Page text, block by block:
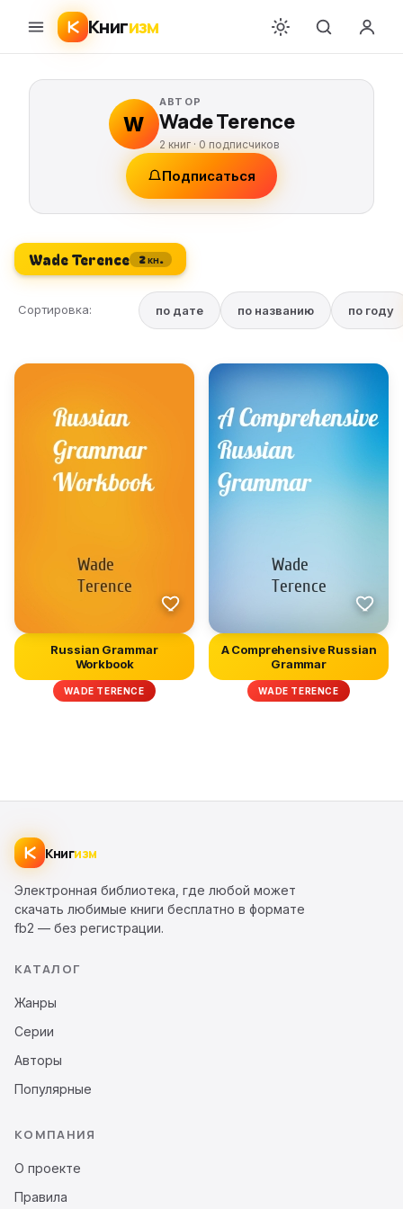
Книгизм
W
АВТОР
Wade Terence
2 книг · 0 подписчиков
Подписаться
Wade Terence 2 кн.
Сортировка: по дате по названию по году
Russian Grammar
Workbook
WADE TERENCE
A Comprehensive Russian
Grammar
WADE TERENCE
Книгизм
Электронная библиотека, где любой может
скачать любимые книги бесплатно в формате
fb2 — без регистрации.
КАТАЛОГ
Жанры
Серии
Авторы
Популярные
КОМПАНИЯ
О проекте
Правила